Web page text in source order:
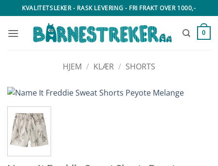
to
content
KVALITETSLEKER - RASK LEVERING - FRI FRAKT OVER 1000,-
0
HJEM / KLÆR / SHORTS